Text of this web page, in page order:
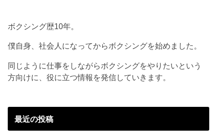
ボクシング歴10年。
僕自身、社会人になってからボクシングを始めました。
同じように仕事をしながらボクシングをやりたいという
方向けに、役に立つ情報を発信していきます。
最近の投稿